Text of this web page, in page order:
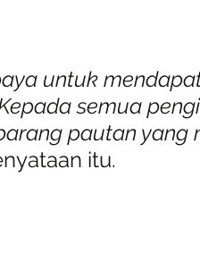
untuk
semua
pautan yang
itu.